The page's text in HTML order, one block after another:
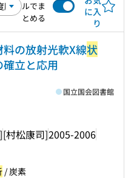
ルでま
とめる
に入
り
の放射光軟X線状
立と応用
[村松康司]2005-2006
国立国会図書館
/ 炭素